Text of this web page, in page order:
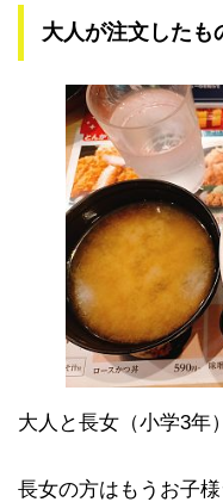
大人が注文したも
大人と長女（小学3年
長女の方はもうお子